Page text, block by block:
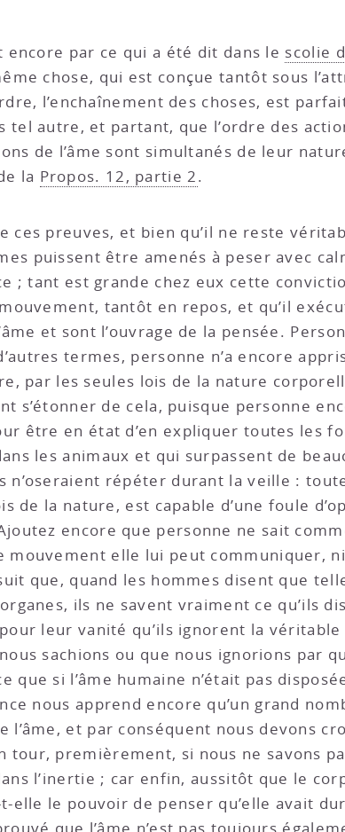
par ce qui a été dit dans le scolie
chose, qui est conçue tantôt sous
l’enchaînement des choses, est
autre, et partant, que l’ordre des
de l’âme sont simultanés de leur
la Propos. 12, partie 2.
ces preuves, et bien qu’il ne reste
puissent être amenés à peser avec
; tant est grande chez eux cette
tantôt en repos, et qu’il
et sont l’ouvrage de la pensée.
termes, personne n’a encore
par les seules lois de la nature
s’étonner de cela, puisque personne
être en état d’en expliquer toutes les
les animaux et qui surpassent de
n’oseraient répéter durant la veille :
de la nature, est capable d’une foule
encore que personne ne sait
mouvement elle lui peut communiquer,
que, quand les hommes disent que
ils ne savent vraiment ce qu’ils
leur vanité qu’ils ignorent la
sachions ou que nous ignorions par
que si l’âme humaine n’était pas
nous apprend encore qu’un grand
et par conséquent nous devons
tour, premièrement, si nous ne savons
l’inertie ; car enfin, aussitôt que le
elle le pouvoir de penser qu’elle avait
que l’âme n’est pas toujours